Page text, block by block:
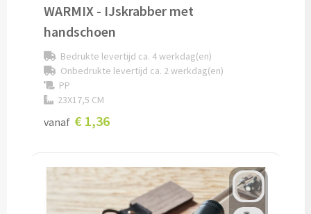
Kantoor artikelen
Agenda's bedrukken
Bureau onderleggers bedrukken
Bureaulampen bedrukken
Muismatten bedrukken
WARMIX - IJskrabber met
handschoen
Bedrukte levertijd ca. 4 werkdag(en)
Onbedrukte levertijd ca. 2 werkdag(en)
PP
23X17,5 CM
vanaf € 1,36